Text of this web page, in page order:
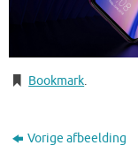
Bookmark.
Vorige afbeelding